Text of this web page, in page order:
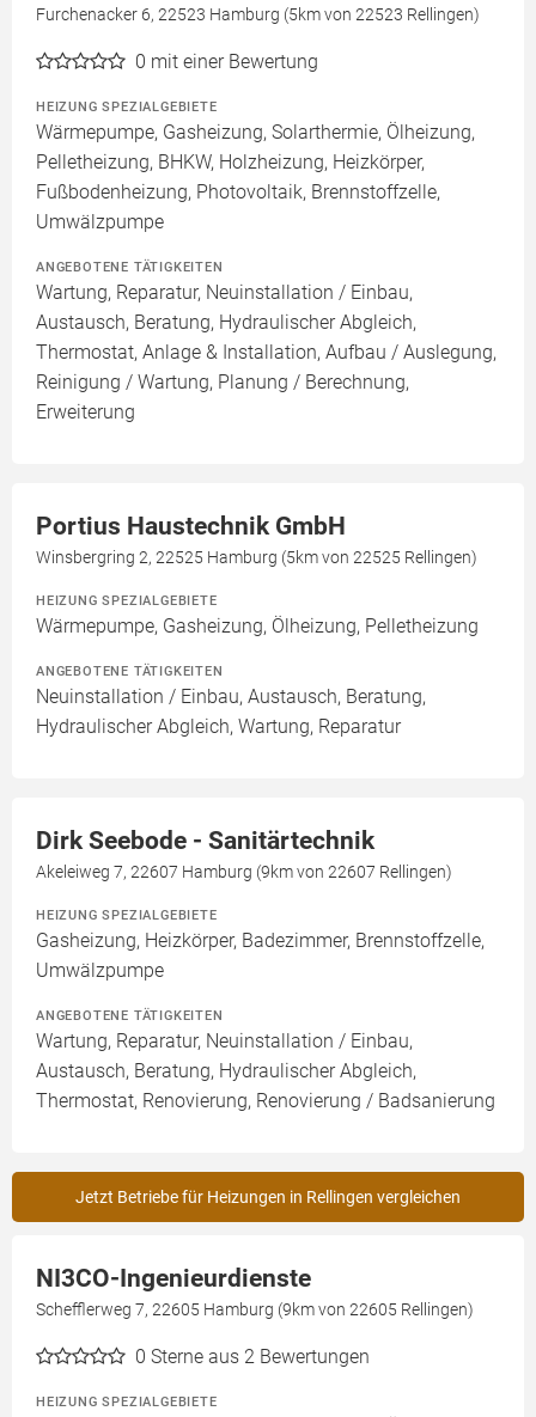
Furchenacker 6, 22523 Hamburg (5km von 22523 Rellingen)
0 mit einer Bewertung
HEIZUNG SPEZIALGEBIETE
Wärmepumpe, Gasheizung, Solarthermie, Ölheizung,
Pelletheizung, BHKW, Holzheizung, Heizkörper,
Fußbodenheizung, Photovoltaik, Brennstoffzelle,
Umwälzpumpe
ANGEBOTENE TÄTIGKEITEN
Wartung, Reparatur, Neuinstallation / Einbau,
Austausch, Beratung, Hydraulischer Abgleich,
Thermostat, Anlage & Installation, Aufbau / Auslegung,
Reinigung / Wartung, Planung / Berechnung,
Erweiterung
Portius Haustechnik GmbH
Winsbergring 2, 22525 Hamburg (5km von 22525 Rellingen)
HEIZUNG SPEZIALGEBIETE
Wärmepumpe, Gasheizung, Ölheizung, Pelletheizung
ANGEBOTENE TÄTIGKEITEN
Neuinstallation / Einbau, Austausch, Beratung,
Hydraulischer Abgleich, Wartung, Reparatur
Dirk Seebode - Sanitärtechnik
Akeleiweg 7, 22607 Hamburg (9km von 22607 Rellingen)
HEIZUNG SPEZIALGEBIETE
Gasheizung, Heizkörper, Badezimmer, Brennstoffzelle,
Umwälzpumpe
ANGEBOTENE TÄTIGKEITEN
Wartung, Reparatur, Neuinstallation / Einbau,
Austausch, Beratung, Hydraulischer Abgleich,
Thermostat, Renovierung, Renovierung / Badsanierung
Jetzt Betriebe für Heizungen in Rellingen vergleichen
NI3CO-Ingenieurdienste
Schefflerweg 7, 22605 Hamburg (9km von 22605 Rellingen)
0 Sterne aus 2 Bewertungen
HEIZUNG SPEZIALGEBIETE